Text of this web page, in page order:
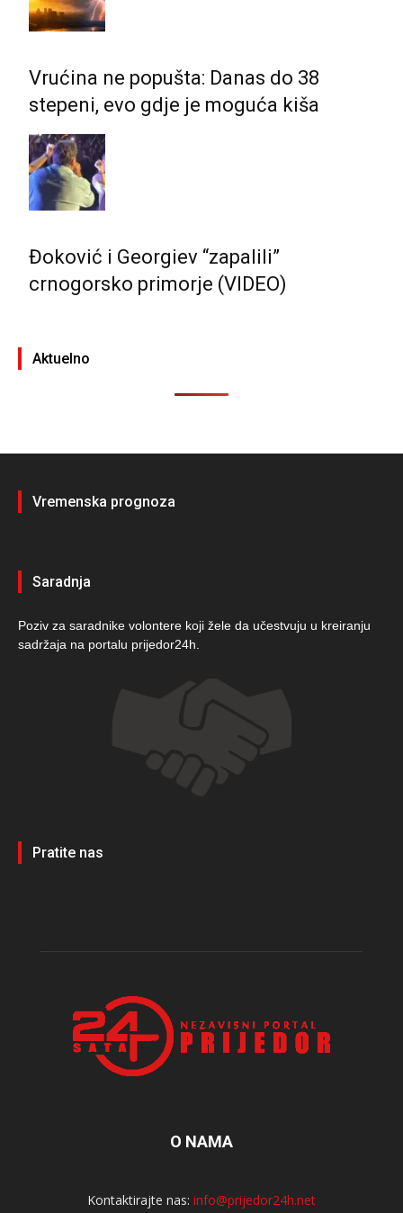
Vrućina ne popušta: Danas do 38
stepeni, evo gdje je moguća kiša
Đoković i Georgiev “zapalili”
crnogorsko primorje (VIDEO)
Aktuelno
Vremenska prognoza
Saradnja
Poziv za saradnike volontere koji žele da učestvuju u kreiranju
sadržaja na portalu prijedor24h.
Pratite nas
O NAMA
Kontaktirajte nas: info@prijedor24h.net